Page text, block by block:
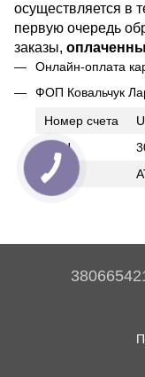
осуществляется в
первую очередь
заказы,
Онлайн-оплата
ФОП Ковальчук
Номер счета
ИНН
Банк